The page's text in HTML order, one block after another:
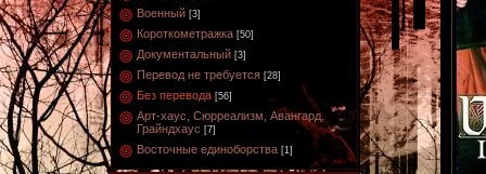
Военный [3]
Короткометражка [50]
Документальный [3]
Перевод не требуется [28]
Без перевода [56]
Арт-хаус, Сюрреализм, Авангард,
Грайндхаус [7]
Восточные единоборства [1]